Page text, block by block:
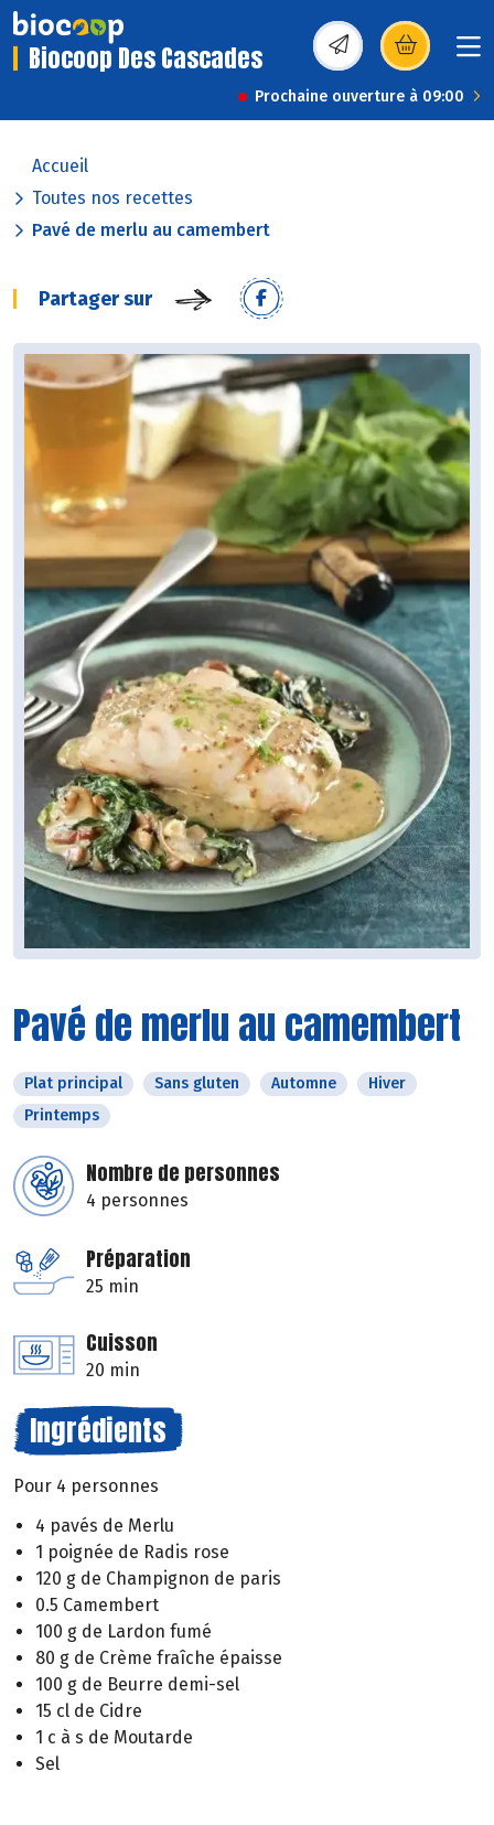
Biocoop Des Cascades (s’ouvre dans une
Prochaine ouverture à 09:00
Accueil
Toutes nos recettes
Pavé de merlu au camembert
Partager sur
Pavé de merlu au camembert
Plat principal Sans gluten Automne
Hiver
Printemps
Nombre de personnes
4 personnes
Préparation
25 min
Cuisson
20 min
Ingrédients
Pour 4 personnes
4 pavés de Merlu
1 poignée de Radis rose
120 g de Champignon de paris
0.5 Camembert
100 g de Lardon fumé
80 g de Crème fraîche épaisse
100 g de Beurre demi-sel
15 cl de Cidre
1 c à s de Moutarde
Sel